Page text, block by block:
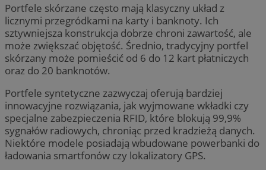
Portfele skórzane często mają klasyczny układ z
licznymi przegródkami na karty i banknoty. Ich
sztywniejsza konstrukcja dobrze chroni zawartość, ale
może zwiększać objętość. Średnio, tradycyjny portfel
skórzany może pomieścić od 6 do 12 kart płatniczych
oraz do 20 banknotów.
Portfele syntetyczne zazwyczaj oferują bardziej
innowacyjne rozwiązania, jak wyjmowane wkładki czy
specjalne zabezpieczenia RFID, które blokują 99,9%
sygnałów radiowych, chroniąc przed kradzieżą danych.
Niektóre modele posiadają wbudowane powerbanki do
ładowania smartfonów czy lokalizatory GPS.